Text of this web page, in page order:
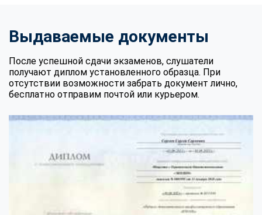
Выдаваемые документы
После успешной сдачи экзаменов, слушатели
получают диплом установленного образца. При
отсутствии возможности забрать документ лично,
бесплатно отправим почтой или курьером.